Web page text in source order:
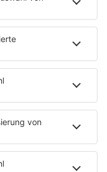
Titeltrack raus. Aber
die am Ende